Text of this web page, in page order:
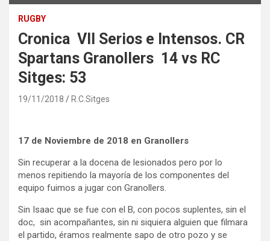
RUGBY
Cronica VII Serios e Intensos. CR
Spartans Granollers 14 vs RC
Sitges: 53
19/11/2018 R.C.Sitges
17 de Noviembre de 2018 en Granollers
Sin recuperar a la docena de lesionados pero por lo
menos repitiendo la mayoría de los componentes del
equipo fuimos a jugar con Granollers.
Sin Isaac que se fue con el B, con pocos suplentes, sin el
doc, sin acompañantes, sin ni siquiera alguien que filmara
el partido, éramos realmente sapo de otro pozo y se